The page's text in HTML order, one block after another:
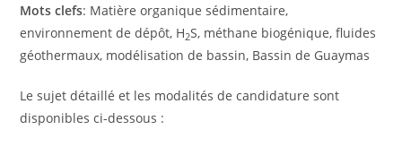
Mots clefs: Matière organique sédimentaire,
environnement de dépôt, H2S, méthane biogénique, fluides
géothermaux, modélisation de bassin, Bassin de Guaymas
Le sujet détaillé et les modalités de candidature sont
disponibles ci-dessous :